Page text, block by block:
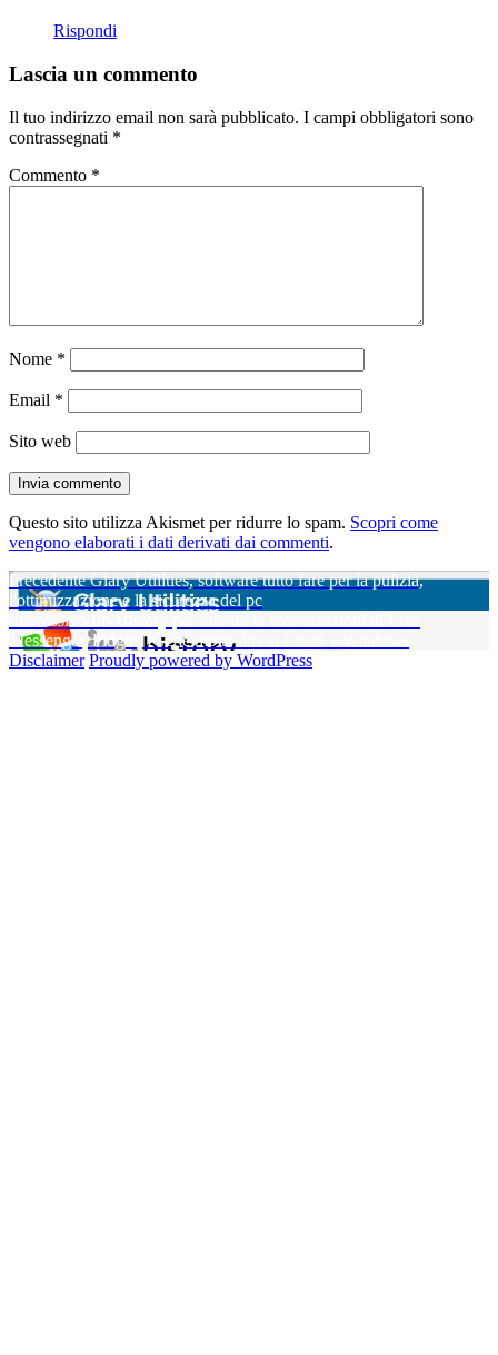
Rispondi
Lascia un commento
Il tuo indirizzo email non sarà pubblicato. I campi obbligatori sono
contrassegnati *
Commento *
Nome *
Email *
Sito web
Questo sito utilizza Akismet per ridurre lo spam. Scopri come
vengono elaborati i dati derivati dai commenti.
Navigazione
articoli
PrecedenteArticolo
precedente:
Glary Utilities, software tutto fare per la pulizia,
l'ottimizzazione e la sicurezza del pc
Successivo
successivo:
Messenger, Pidgin, ICQ e molti altri in Linux e Windows
Disclaimer Proudly powered by WordPress